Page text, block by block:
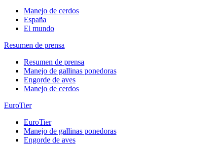
Manejo de cerdos
España
El mundo
Resumen de prensa
Resumen de prensa
Manejo de gallinas ponedoras
Engorde de aves
Manejo de cerdos
EuroTier
EuroTier
Manejo de gallinas ponedoras
Engorde de aves